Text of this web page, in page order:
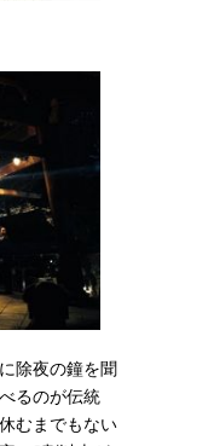
除夜の鐘を聞
るのが伝統
むまでもない